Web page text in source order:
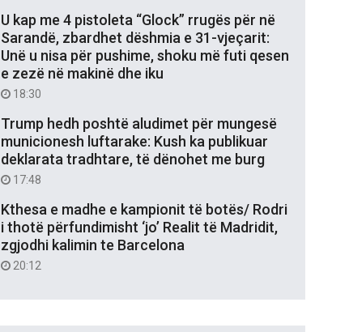
U kap me 4 pistoleta “Glock” rrugës për në
Sarandë, zbardhet dëshmia e 31-vjeçarit:
Unë u nisa për pushime, shoku më futi qesen
e zezë në makinë dhe iku
18:30
Trump hedh poshtë aludimet për mungesë
municionesh luftarake: Kush ka publikuar
deklarata tradhtare, të dënohet me burg
17:48
Kthesa e madhe e kampionit të botës/ Rodri
i thotë përfundimisht ‘jo’ Realit të Madridit,
zgjodhi kalimin te Barcelona
20:12